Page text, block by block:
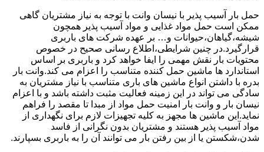
حمل بار آسیب پذیر با نیسان وانت با توجه به نیاز مشتریان گاهی
ممکن است حمل مواد غذایی و مواد آسیب پذیر همچون
شیشه،گیاهان،حیوانات و… بر عهده شرکت های باربری
قرارگیرد.در چنین شرایطی،اطلاع رسانی صحیح در خصوص
محتویات بار نقش مهمی را ایفا خواهد کرد و باربری بر اساس
استاندارد ها ماشین حمل کننده متناسب را اعزام می کند.وانت بار
بدره با داشتن انواع ماشین های باری متناسب با نیاز مشتریان به
سادگی می تواند در این زمینه فعالیت مثبت داشته باشد و با اعزام
نیسان بار و وانت بار امنیت حمل مواد از مبدا تا مقصد را فراهم
نماید.این ماشین ها مجهز به کلیه تجهیزات لازم برای نگهداری از
مواد آسیب پذیر هستند و مشتریان بدون نگرانی از فاسد
شدن،شکستن یا از بین رفتن بار می توانند آن را به باربری بسپارند.